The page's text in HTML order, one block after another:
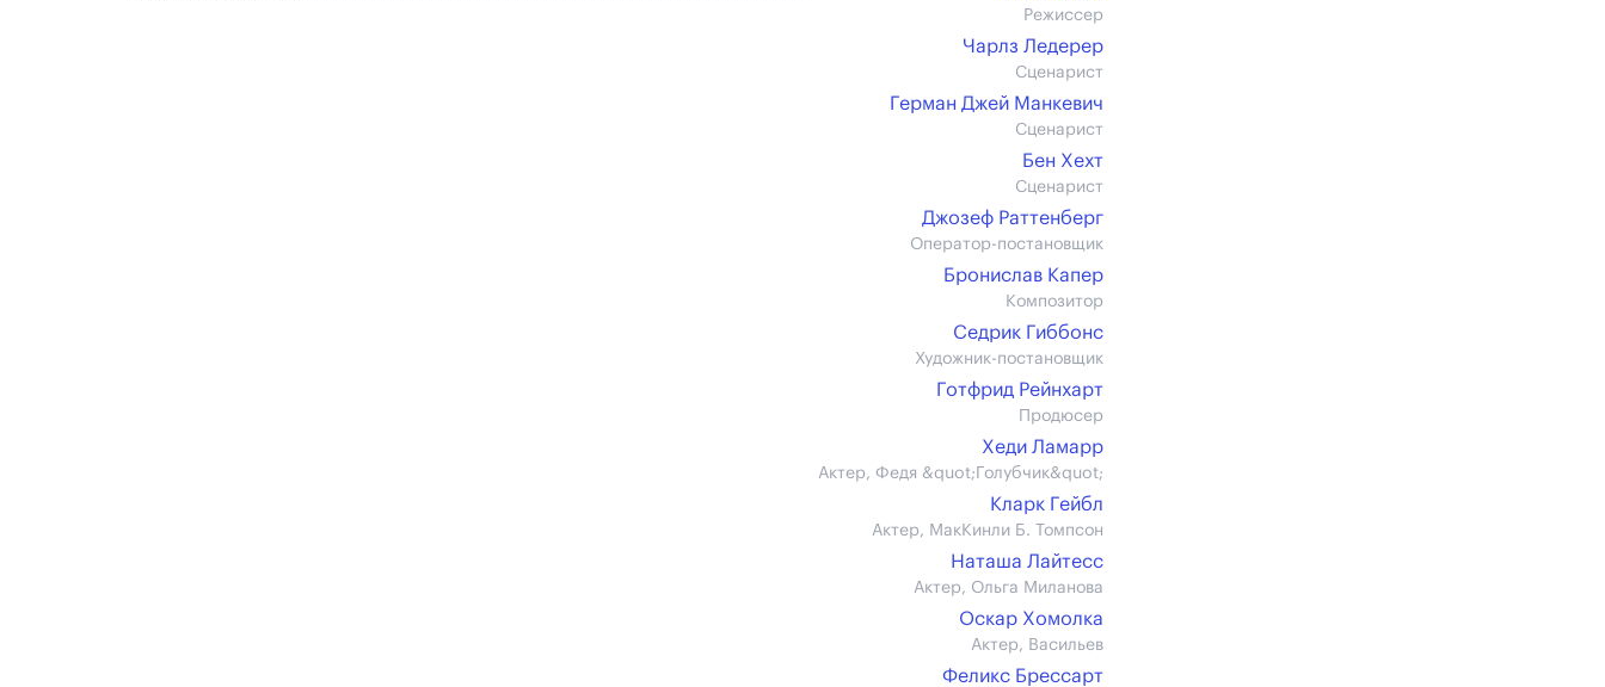
Режиссер
Чарлз Ледерер
Сценарист
Герман Джей Манкевич
Сценарист
Бен Хехт
Сценарист
Джозеф Раттенберг
Оператор-постановщик
Бронислав Капер
Композитор
Седрик Гиббонс
Художник-постановщик
Готфрид Рейнхарт
Продюсер
Хеди Ламарр
Актер, Федя &quot;Голубчик&quot;
Кларк Гейбл
Актер, МакКинли Б. Томпсон
Наташа Лайтесс
Актер, Ольга Миланова
Оскар Хомолка
Актер, Васильев
Феликс Брессарт